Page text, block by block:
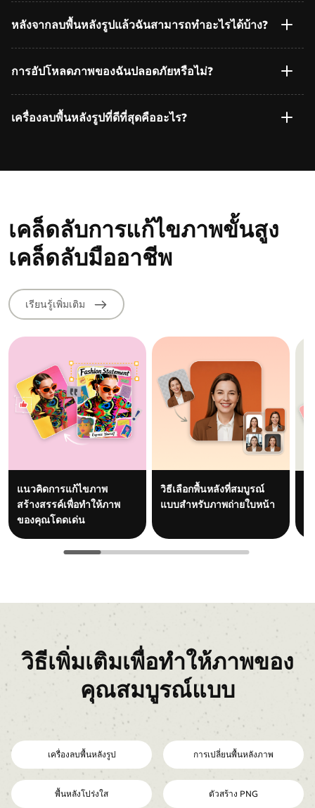
หลังจากลบพื้นหลังรูปแล้วฉันสามารถทำอะไรได้บ้าง?
การอัปโหลดภาพของฉันปลอดภัยหรือไม่?
เครื่องลบพื้นหลังรูปที่ดีที่สุดคืออะไร?
เคล็ดลับการแก้ไขภาพขั้นสูง
เคล็ดลับมืออาชีพ
เรียนรู้เพิ่มเติม
แนวคิดการแก้ไขภาพ
สร้างสรรค์เพื่อทำให้ภาพ
ของคุณโดดเด่น
วิธีเลือกพื้นหลังที่สมบูรณ์
แบบสำหรับภาพถ่ายใบหน้า
วิธีเพิ่มเติมเพื่อทำให้ภาพของ
คุณสมบูรณ์แบบ
เครื่องลบพื้นหลังรูป การเปลี่ยนพื้นหลังภาพ
พื้นหลังโปร่งใส ตัวสร้าง PNG